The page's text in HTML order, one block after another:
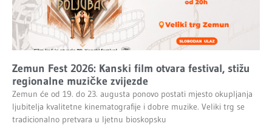
Zemun Fest 2026: Kanski film otvara festival, stižu
regionalne muzičke zvijezde
Zemun će od 19. do 23. augusta ponovo postati mjesto okupljanja
ljubitelja kvalitetne kinematografije i dobre muzike. Veliki trg se
tradicionalno pretvara u ljetnu bioskopsku